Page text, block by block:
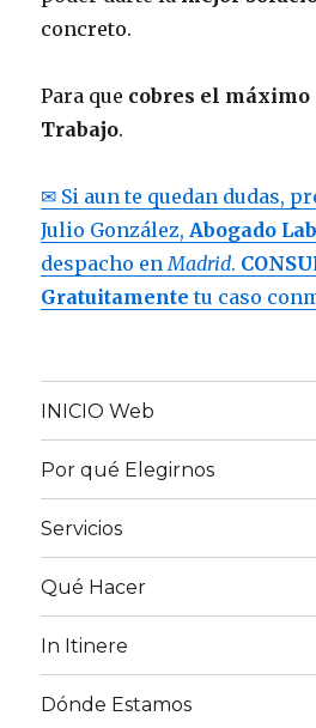
concreto.
Para que cobres el
Trabajo.
✉ Si aun te quedan dudas,
Julio González,Abogado
despacho enMadrid.
Gratuitamente tu caso
INICIO Web
Por qué Elegirnos
Servicios
Qué Hacer
In Itinere
Dónde Estamos